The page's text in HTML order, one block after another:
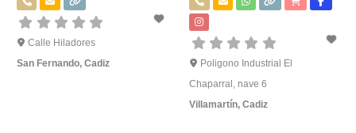
Calle Hiladores
San Fernando, Cadiz
Poligono Industrial El
Chaparral, nave 6
Villamartín,Cadiz